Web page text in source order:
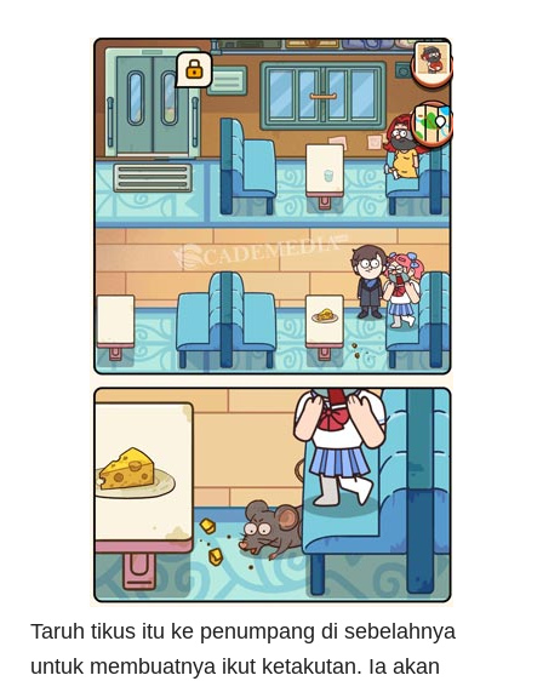
Taruh tikus itu ke penumpang di sebelahnya
untuk membuatnya ikut ketakutan. Ia akan